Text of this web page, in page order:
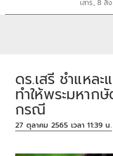
เสาร์, 8 สิ
ดร.เสรี ชำแหล
ทำให้พระมหาก
กรณี
27 ตุลาคม 2565 เวลา 11:39 น.